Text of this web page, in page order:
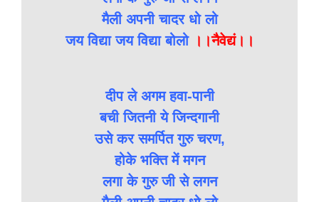
मैली अपनी चादर धो लो
जय विद्या जय विद्या बोलो।।नैवेद्यं।।
दीप ले अगम हवा-पानी
बची जितनी ये जिन्दगानी
उसे कर समर्पित गुरु चरण,
होके भक्ति में मगन
लगा के गुरु जी से लगन